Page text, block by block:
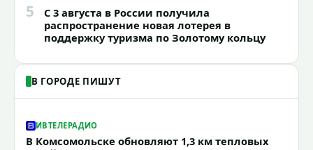
5
С 3 августа в России получила
распространение новая лотерея в
поддержку туризма по Золотому кольцу
В ГОРОДЕ ПИШУТ
ИВТЕЛЕРАДИО
В Комсомольске обновляют 1,3 км тепловых